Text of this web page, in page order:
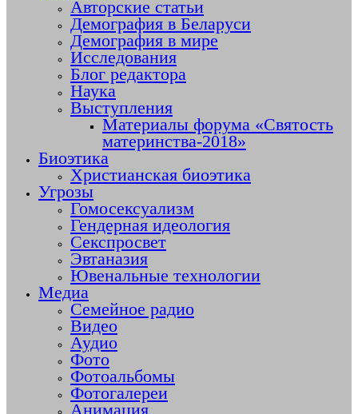
Авторские статьи
Демография в Беларуси
Демография в мире
Исследования
Блог редактора
Наука
Выступления
Материалы форума «Святость
материнства-2018»
Биоэтика
Христианская биоэтика
Угрозы
Гомосексуализм
Гендерная идеология
Секспросвет
Эвтаназия
Ювенальные технологии
Медиа
Семейное радио
Видео
Аудио
Фото
Фотоальбомы
Фотогалереи